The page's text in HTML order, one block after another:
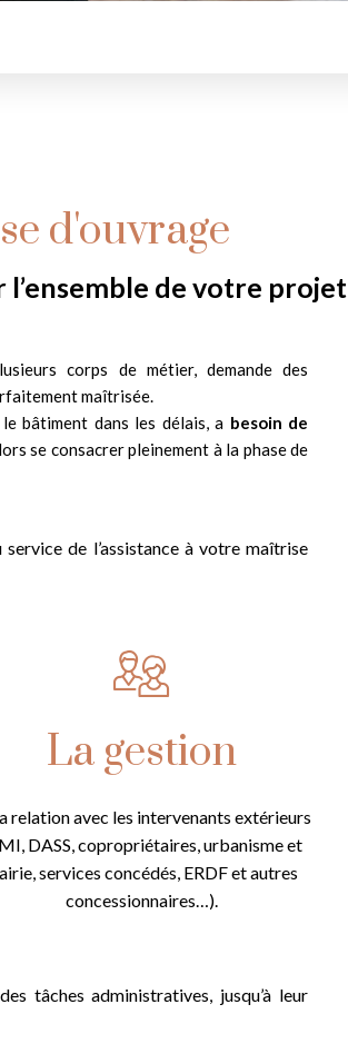
d'ouvrage
de votre projet
corps de métier, demande des
maîtrisée.
bâtiment dans les délais, a besoin de
se consacrer pleinement à la phase de
service de l’assistance à votre maîtrise
La gestion
relation avec les intervenants extérieurs
DASS, copropriétaires, urbanisme et
services concédés, ERDF et autres
concessionnaires…).
tâches administratives, jusqu’à leur